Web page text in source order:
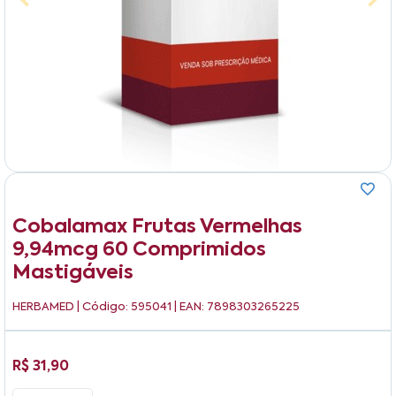
Cobalamax Frutas Vermelhas
9,94mcg 60 Comprimidos
Mastigáveis
HERBAMED | Código: 595041 | EAN: 7898303265225
R$ 31,90